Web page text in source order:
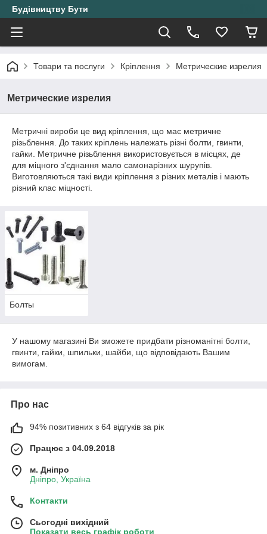
Будівництву Бути
Товари та послуги Кріплення Метрические изрелия
Метрические изрелия
Метричні вироби це вид кріплення, що має метричне
різьблення. До таких кріплень належать різні болти, гвинти,
гайки. Метричне різьблення використовується в місцях, де
для міцного з'єднання мало самонарізних шурупів.
Виготовляються такі види кріплення з різних металів і мають
різний клас міцності.
Болты
У нашому магазині Ви зможете придбати різноманітні болти,
гвинти, гайки, шпильки, шайби, що відповідають Вашим
вимогам.
Про нас
94% позитивних з 64 відгуків за рік
Працює з 04.09.2018
м. Дніпро
Дніпро, Україна
Контакти
Сьогодні вихідний
Показати весь графік роботи